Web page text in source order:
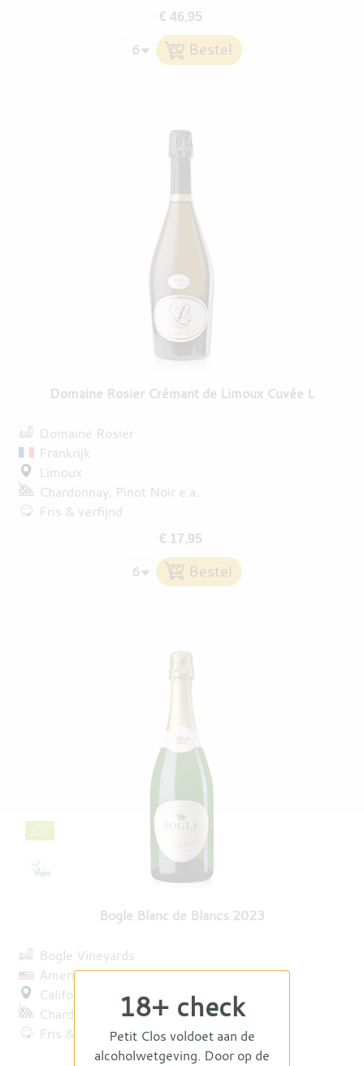
€ 46,95
Domaine Rosier Crémant de Limoux Cuvée L
Domaine Rosier
Frankrijk
Limoux
Chardonnay Pinot Noir e.a.
Fris & verfijnd
€ 17,95
Bogle Blanc de Blancs 2023
Bogle Vineyards
Amerika
Californië
Chardonnay
Fris & zacht
€ 30,95
18+ check
Petit Clos voldoet aan de
alcoholwetgeving. Door op de